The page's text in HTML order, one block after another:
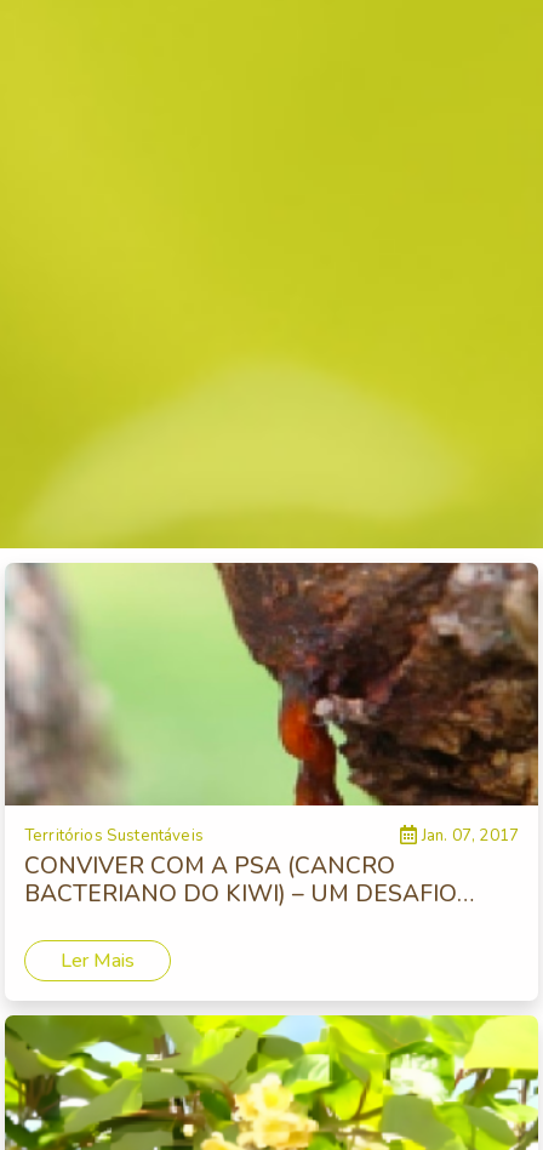
Territórios Sustentáveis Jan. 07, 2017
CONVIVER COM A PSA (CANCRO
BACTERIANO DO KIWI) – UM DESAFIO
Ler Mais